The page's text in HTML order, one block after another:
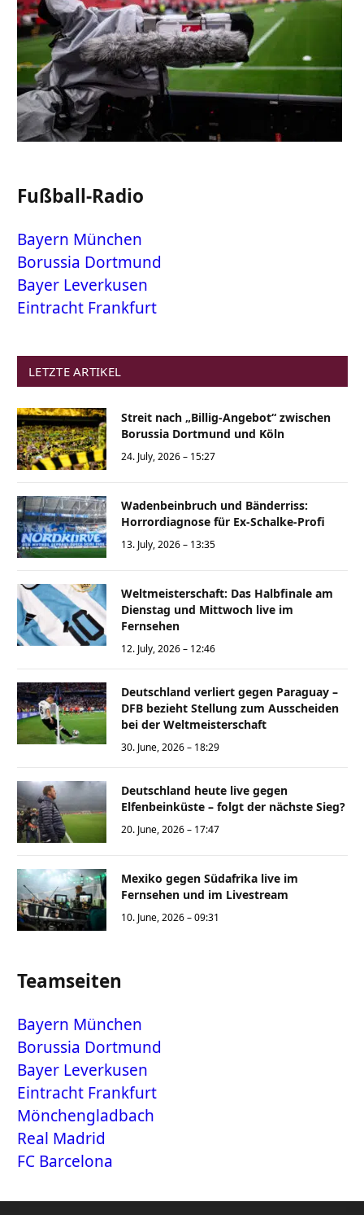
Fußball-Radio
Bayern München
Borussia Dortmund
Bayer Leverkusen
Eintracht Frankfurt
LETZTE ARTIKEL
Streit nach „Billig-Angebot“ zwischen
Borussia Dortmund und Köln
24. July, 2026 – 15:27
Wadenbeinbruch und Bänderriss:
Horrordiagnose für Ex-Schalke-Profi
13. July, 2026 – 13:35
Weltmeisterschaft: Das Halbfinale am
Dienstag und Mittwoch live im
Fernsehen
12. July, 2026 – 12:46
Deutschland verliert gegen Paraguay –
DFB bezieht Stellung zum Ausscheiden
bei der Weltmeisterschaft
30. June, 2026 – 18:29
Deutschland heute live gegen
Elfenbeinküste – folgt der nächste Sieg?
20. June, 2026 – 17:47
Mexiko gegen Südafrika live im
Fernsehen und im Livestream
10. June, 2026 – 09:31
Teamseiten
Bayern München
Borussia Dortmund
Bayer Leverkusen
Eintracht Frankfurt
Mönchengladbach
Real Madrid
FC Barcelona